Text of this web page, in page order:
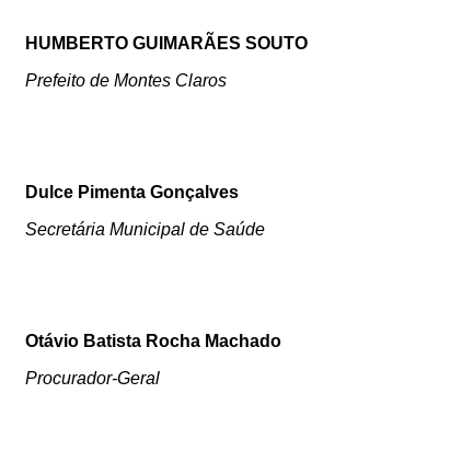
HUMBERTO GUIMARÃES SOUTO
Prefeito de Montes Claros
Dulce Pimenta Gonçalves
Secretária Municipal de Saúde
Otávio Batista Rocha Machado
Procurador-Geral